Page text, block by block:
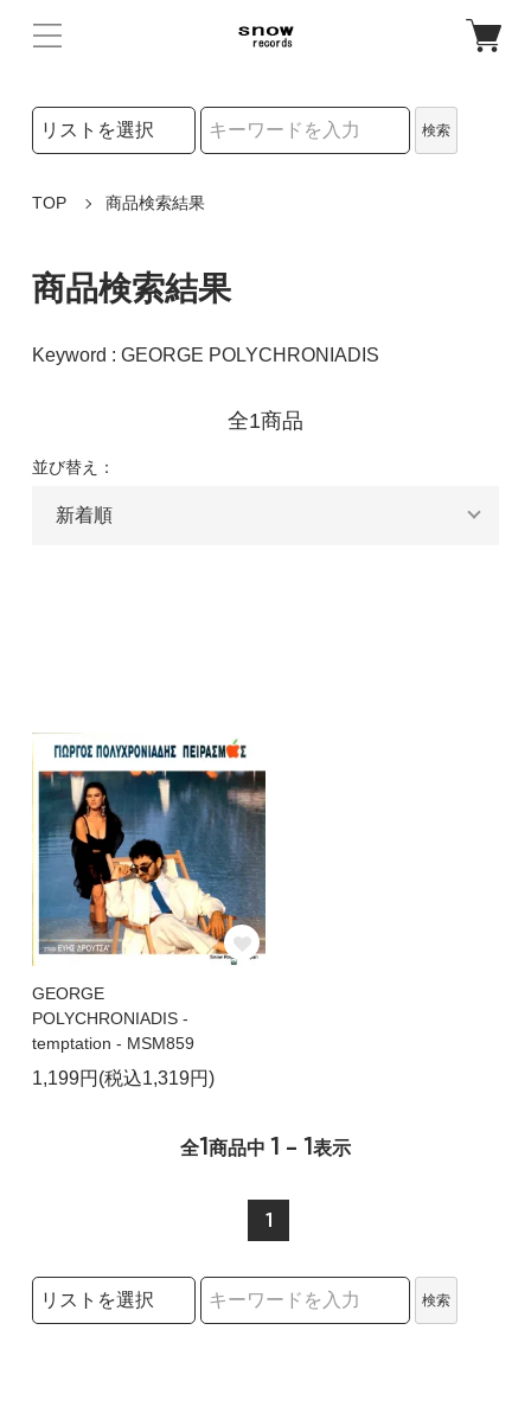
検索リストの選択
検索
TOP 商品検索結果
商品検索結果
Keyword : GEORGE POLYCHRONIADIS
全1商品
並び替え：
GEORGE
POLYCHRONIADIS -
temptation - MSM859
1,199円(税込1,319円)
全1商品中 1 - 1表示
1
検索リストの選択
検索